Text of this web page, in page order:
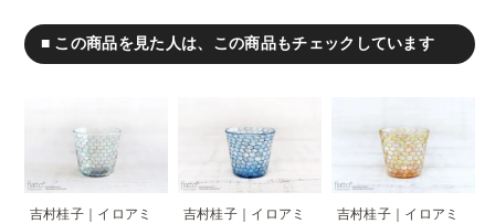
■ この商品を見た人は、この商品もチェックしています
吉村桂子｜イロアミ
吉村桂子｜イロアミ
吉村桂子｜イロアミ